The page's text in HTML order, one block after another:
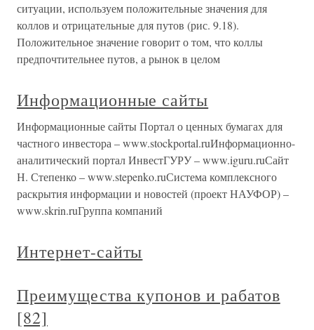
ситуации, используем положительные значения для
коллов и отрицательные для путов (рис. 9.18).
Положительное значение говорит о том, что коллы
предпочтительнее путов, а рынок в целом
Информационные сайты
Информационные сайты Портал о ценных бумагах для
частного инвестора – www.stockportal.ruИнформационно-
аналитический портал ИнвестГУРУ – www.iguru.ruСайт
Н. Степенко – www.stepenko.ruСистема комплексного
раскрытия информации и новостей (проект НАУФОР) –
www.skrin.ruГруппа компаний
Интернет-сайты
Преимущества купонов и рабатов
[82]